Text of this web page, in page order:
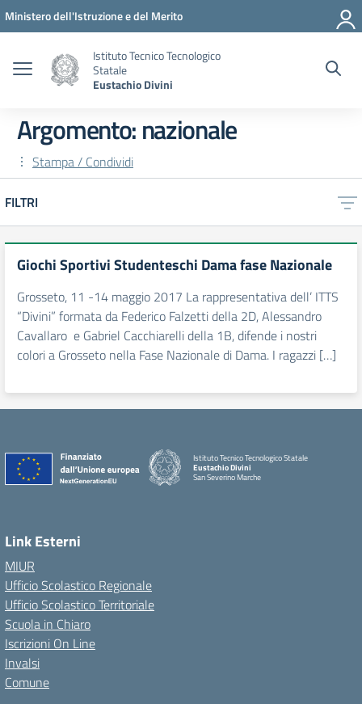
Vai ai contenuti
Vai al menu di navigazione
Vai al footer
Ministero dell'Istruzione e del Merito
Istituto Tecnico Tecnologico
Statale
Eustachio Divini
Argomento: nazionale
Stampa / Condividi
FILTRI
Giochi Sportivi Studenteschi Dama fase Nazionale
Grosseto, 11 -14 maggio 2017 La rappresentativa dell’ ITTS
“Divini” formata da Federico Falzetti della 2D, Alessandro
Cavallaro e Gabriel Cacchiarelli della 1B, difende i nostri
colori a Grosseto nella Fase Nazionale di Dama. I ragazzi […]
Istituto Tecnico Tecnologico Statale
Eustachio Divini
San Severino Marche
Link Esterni
MIUR
Ufficio Scolastico Regionale
Ufficio Scolastico Territoriale
Scuola in Chiaro
Iscrizioni On Line
Invalsi
Comune